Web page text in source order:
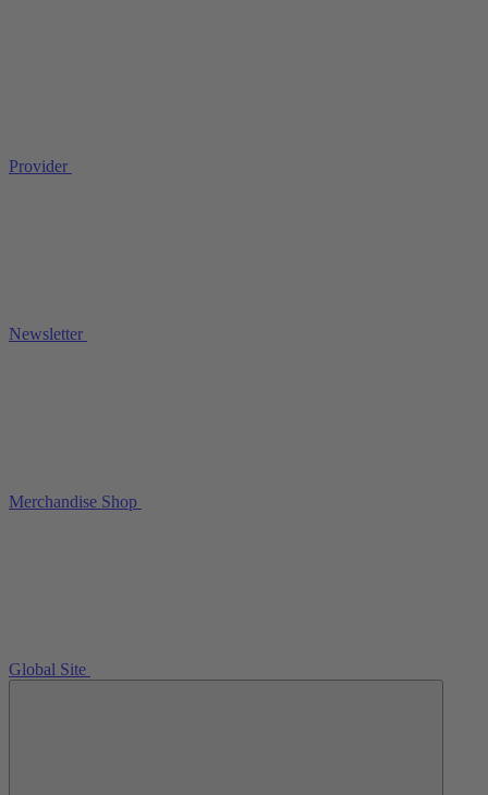
Provider
Newsletter
Merchandise Shop
Global Site